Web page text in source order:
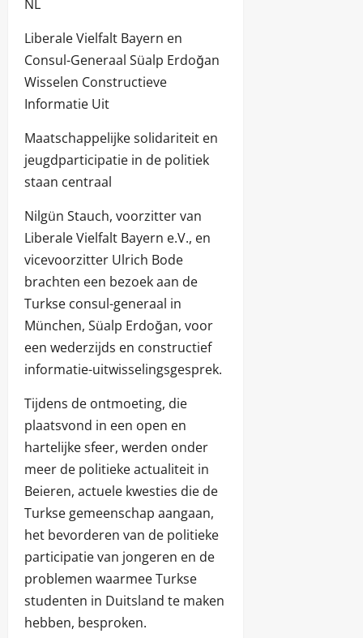
NL
Liberale Vielfalt Bayern en
Consul-Generaal Süalp Erdoğan
Wisselen Constructieve
Informatie Uit
Maatschappelijke solidariteit en
jeugdparticipatie in de politiek
staan centraal
Nilgün Stauch, voorzitter van
Liberale Vielfalt Bayern e.V., en
vicevoorzitter Ulrich Bode
brachten een bezoek aan de
Turkse consul-generaal in
München, Süalp Erdoğan, voor
een wederzijds en constructief
informatie-uitwisselingsgesprek.
Tijdens de ontmoeting, die
plaatsvond in een open en
hartelijke sfeer, werden onder
meer de politieke actualiteit in
Beieren, actuele kwesties die de
Turkse gemeenschap aangaan,
het bevorderen van de politieke
participatie van jongeren en de
problemen waarmee Turkse
studenten in Duitsland te maken
hebben, besproken.